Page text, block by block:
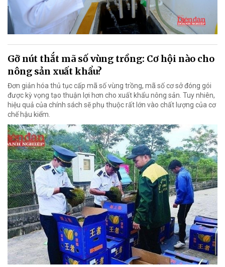
Gỡ nút thắt mã số vùng trồng: Cơ hội nào cho
nông sản xuất khẩu?
Đơn giản hóa thủ tục cấp mã số vùng trồng, mã số cơ sở đóng gói
được kỳ vọng tạo thuận lợi hơn cho xuất khẩu nông sản. Tuy nhiên,
hiệu quả của chính sách sẽ phụ thuộc rất lớn vào chất lượng của cơ
chế hậu kiểm.